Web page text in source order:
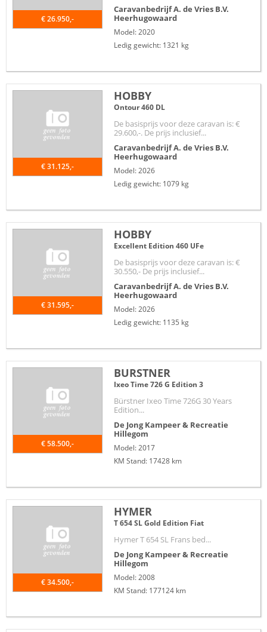
€ 26.950,-
Caravanbedrijf A. de Vries B.V.
Heerhugowaard
Model: 2020
Ledig gewicht: 1321 kg
€ 31.125,-
HOBBY
Ontour 460 DL
De basisprijs voor deze caravan is: €
29.600,-. De prijs inclusief...
Caravanbedrijf A. de Vries B.V.
Heerhugowaard
Model: 2026
Ledig gewicht: 1079 kg
€ 31.595,-
HOBBY
Excellent Edition 460 UFe
De basisprijs voor deze caravan is: €
30.550,- De prijs inclusief...
Caravanbedrijf A. de Vries B.V.
Heerhugowaard
Model: 2026
Ledig gewicht: 1135 kg
€ 58.500,-
BURSTNER
Ixeo Time 726 G Edition 3
Bürstner Ixeo Time 726G 30 Years
Edition...
De Jong Kampeer & Recreatie
Hillegom
Model: 2017
KM Stand: 17428 km
€ 34.500,-
HYMER
T 654 SL Gold Edition Fiat
Hymer T 654 SL Frans bed...
De Jong Kampeer & Recreatie
Hillegom
Model: 2008
KM Stand: 177124 km